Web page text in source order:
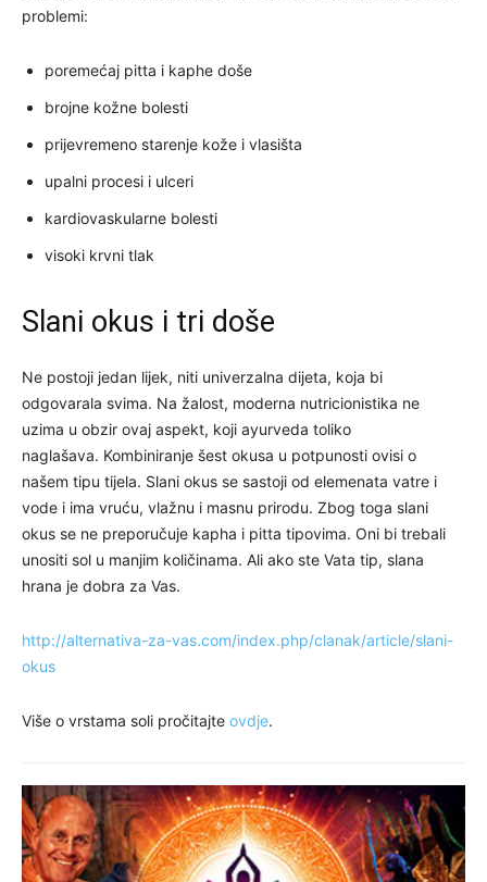
problemi:
poremećaj pitta i kaphe doše
brojne kožne bolesti
prijevremeno starenje kože i vlasišta
upalni procesi i ulceri
kardiovaskularne bolesti
visoki krvni tlak
Slani okus i tri doše
Ne postoji jedan lijek, niti univerzalna dijeta, koja bi
odgovarala svima. Na žalost, moderna nutricionistika ne
uzima u obzir ovaj aspekt, koji ayurveda toliko
naglašava. Kombiniranje šest okusa u potpunosti ovisi o
našem tipu tijela. Slani okus se sastoji od elemenata vatre i
vode i ima vruću, vlažnu i masnu prirodu. Zbog toga slani
okus se ne preporučuje kapha i pitta tipovima. Oni bi trebali
unositi sol u manjim količinama. Ali ako ste Vata tip, slana
hrana je dobra za Vas.
http://alternativa-za-vas.com/index.php/clanak/article/slani-
okus
Više o vrstama soli pročitajte ovdje.